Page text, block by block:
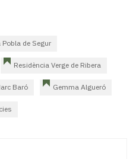
de Segur
Residència Verge de Ribera
Baró Gemma Algueró